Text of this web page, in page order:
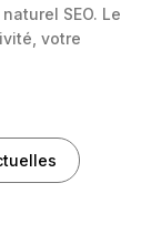
SEO. Le
votre